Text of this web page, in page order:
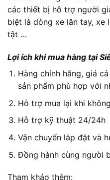
các thiết bị hỗ trợ người
biệt là dòng xe lăn tay, xe
tật …
Lợi ích khi mua hàng tại
Hàng chính hãng, giá
sản phẩm phù hợp với
Hỗ trợ mua lại khi
Hỗ trợ kỹ thuật 24/24h
Vận chuyển lắp đặt và
Đồng hành cùng người
Tham khảo thêm: